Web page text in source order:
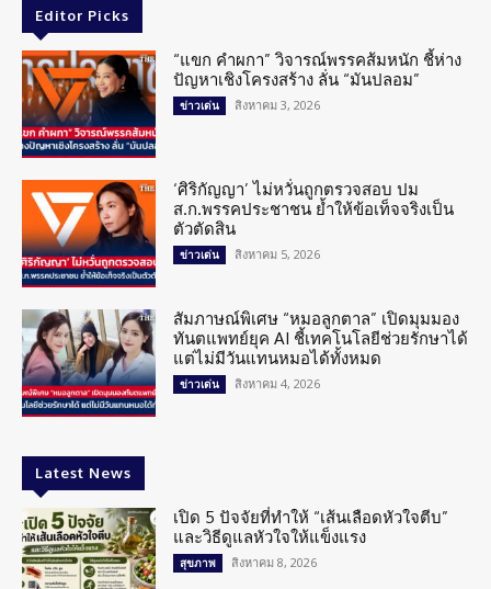
Editor Picks
“แขก คำผกา” วิจารณ์พรรคส้มหนัก ชี้ห่าง
ปัญหาเชิงโครงสร้าง ลั่น “มันปลอม”
ข่าวเด่น สิงหาคม 3, 2026
‘ศิริกัญญา’ ไม่หวั่นถูกตรวจสอบ ปม
ส.ก.พรรคประชาชน ย้ำให้ข้อเท็จจริงเป็น
ตัวตัดสิน
ข่าวเด่น สิงหาคม 5, 2026
สัมภาษณ์พิเศษ “หมอลูกตาล” เปิดมุมมอง
ทันตแพทย์ยุค AI ชี้เทคโนโลยีช่วยรักษาได้
แต่ไม่มีวันแทนหมอได้ทั้งหมด
ข่าวเด่น สิงหาคม 4, 2026
Latest News
เปิด 5 ปัจจัยที่ทำให้ “เส้นเลือดหัวใจตีบ”
และวิธีดูแลหัวใจให้แข็งแรง
สุขภาพ สิงหาคม 8, 2026